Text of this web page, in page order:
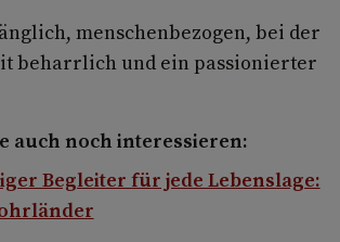
menschenbezogen, bei der
beharrlich und ein passionierter
auch noch interessieren:
Begleiter für jede Lebenslage: